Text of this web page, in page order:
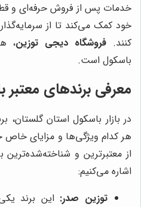
خدمات پس از فروش حرفه‌ای و
خود کمک می‌کند تا از
کنند. فروشگاه دیجی توزین،
باسکول است.
معرفی برندهای معتبر
در بازار باسکول استان گلستان،
هر کدام ویژگی‌ها و مزایای خاص
از معتبرترین و
اشاره می‌کنیم:
توزین صدر: این برند